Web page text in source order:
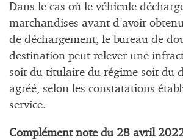
Dans le cas où le véhicule
marchandises avant d’avoir
de déchargement, le bureau de
destination peut relever une
soit du titulaire du régime soit du
agréé, selon les constatations
service.
Complément note du 28 avril